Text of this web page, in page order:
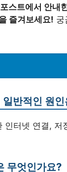
스트에서 안내
즐겨보세요! 궁
반적인 원
터넷 연결,
무엇인가요?